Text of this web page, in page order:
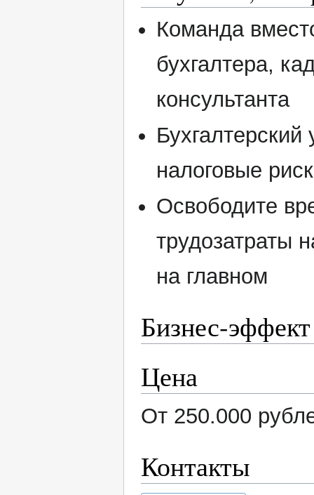
Команда
бухгалтера,
консультанта
налоговые
Освободите
трудозатраты
на главном
Бизнес-эффект
Цена
От 250.000
Контакты